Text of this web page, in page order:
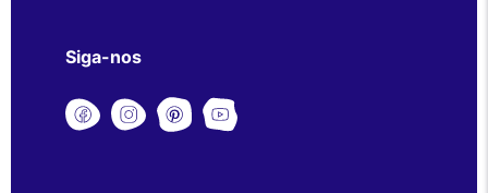
Siga-nos